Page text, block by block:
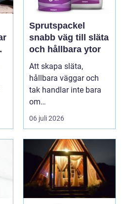
Sprutspackel
snabb väg till släta
och hållbara ytor
Att skapa släta,
hållbara väggar och
tak handlar inte bara
om
hantverksskicklighet.
Valet av materia...
06 juli 2026